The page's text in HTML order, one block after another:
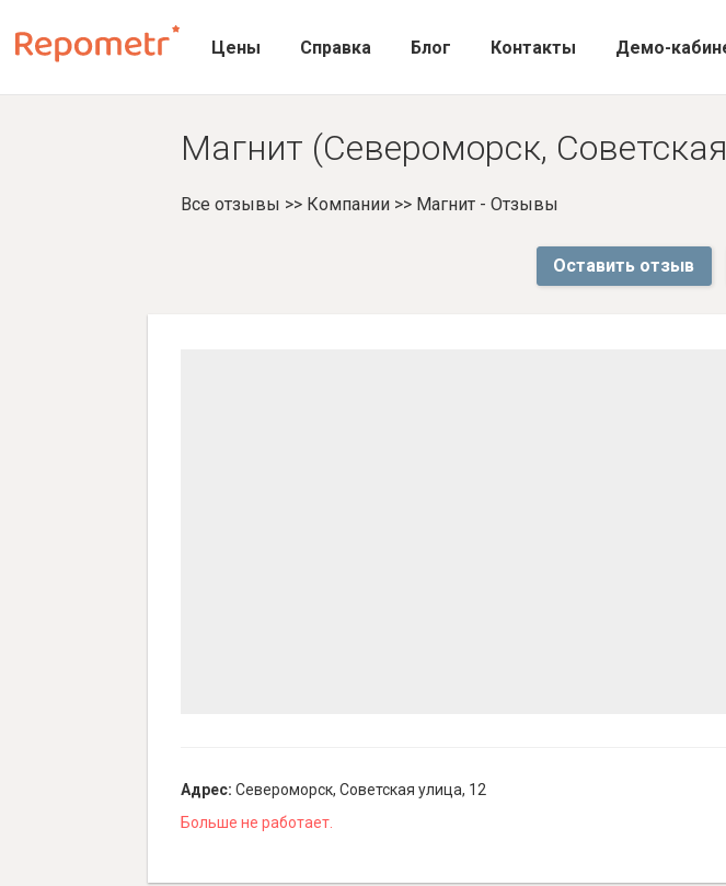
Цены Справка Блог Контакты Демо-
Магнит (Североморск,
Все отзывы >> Компании>> Магнит - Отзывы
Оставить отзыв
Адрес: Североморск, Советская улица, 12
Больше не работает.